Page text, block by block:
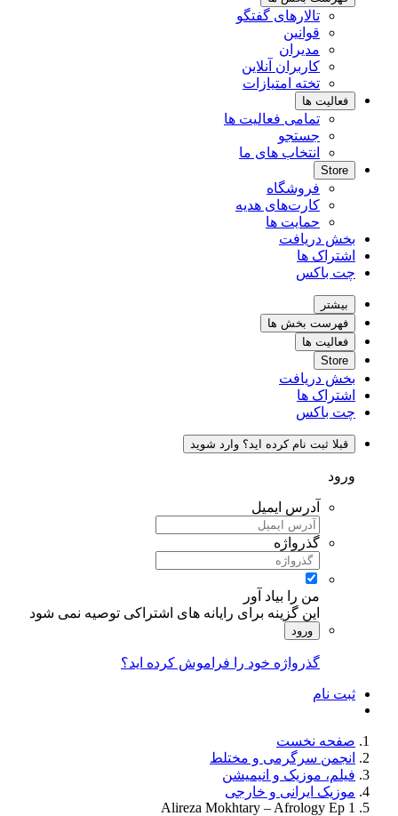
تالارهای گفتگو
قوانین
مدیران
کاربران آنلاین
تخته امتیازات
فعالیت ها
تمامی فعالیت ها
جستجو
انتخاب های ما
Store
فروشگاه
کارت‌های هدیه
حمایت ها
بخش دریافت
اشتراک ها
چت باکس
بیشتر
فهرست بخش ها
فعالیت ها
Store
بخش دریافت
اشتراک ها
چت باکس
قبلا ثبت نام کرده اید؟ وارد شوید
ورود
آدرس ایمیل
گذرواژه
من را بیاد آور
این گزینه برای رایانه های اشتراکی توصیه نمی شود
ورود
گذرواژه خود را فراموش کرده اید؟
ثبت نام
صفحه نخست
انجمن سرگرمی و مختلط
فیلم، موزیک و انیمیشن
موزیک ایرانی و خارجی
Alireza Mokhtary – Afrology Ep 1